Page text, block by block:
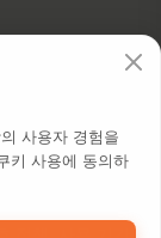
정책 역
사용자 경험을
키 사용에 동의하